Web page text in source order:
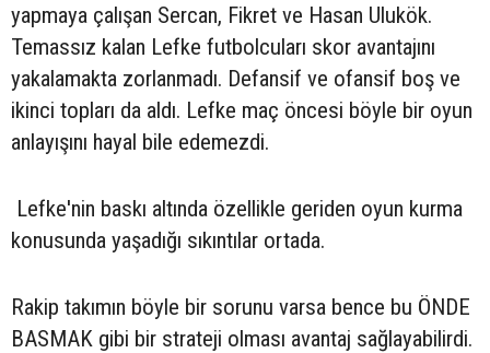
yapmaya çalışan Sercan, Fikret ve Hasan Ulukök.
Temassız kalan Lefke futbolcuları skor avantajını
yakalamakta zorlanmadı. Defansif ve ofansif boş ve
ikinci topları da aldı. Lefke maç öncesi böyle bir oyun
anlayışını hayal bile edemezdi.
Lefke'nin baskı altında özellikle geriden oyun kurma
konusunda yaşadığı sıkıntılar ortada.
Rakip takımın böyle bir sorunu varsa bence bu ÖNDE
BASMAK gibi bir strateji olması avantaj sağlayabilirdi.